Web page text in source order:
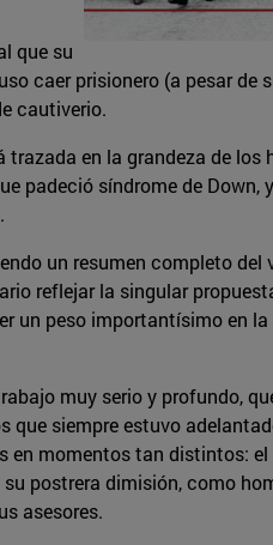
que su
caer prisionero (a pesar de
cautiverio.
en la grandeza de los
padeció síndrome de Down,
un resumen completo del
reflejar la singular
un peso importantísimo en
muy serio y profundo,
que siempre estuvo
en momentos tan distintos: el
postrera dimisión, como
asesores.